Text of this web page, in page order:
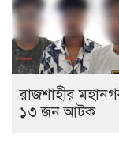
রাজশাহীর
১৩ জন আটক